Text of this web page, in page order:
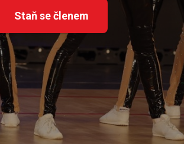
Staň se členem